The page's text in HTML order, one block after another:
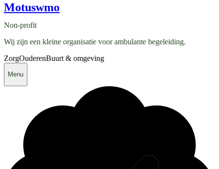
Motuswmo
Non-profit
Wij zijn een kleine organisatie voor ambulante begeleiding.
ZorgOuderenBuurt & omgeving
Menu